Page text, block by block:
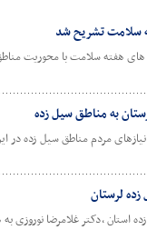
سلامت تشریح شد
های هفته سلامت با محوریت
به مناطق سیل زده
مردم مناطق سیل زده در این
لرستان
،دکتر غلامرضا نوروزی